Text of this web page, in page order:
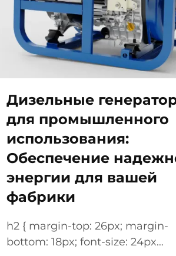
Дизельные
для промышленного
использования:
Обеспечение
энергии для вашей
фабрики
h2 { margin-top: 26px; margin-
bottom: 18px; font-size: 24px